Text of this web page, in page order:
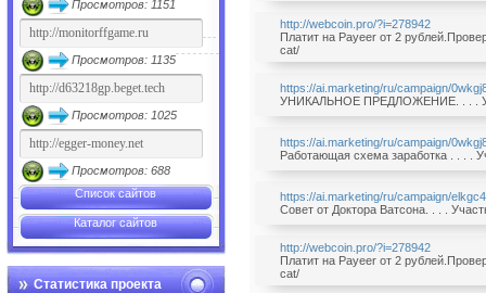
Просмотров: 1151
Просмотров: 1135
Просмотров: 1025
Просмотров: 688
Список сайтов
Каталог сайтов
Статистика проекта
http://webcoin.pro/?i=278942
Платит на Payeer от 2
cat/
https://ai.marketing/ru/campaign/
УНИКАЛЬНОЕ ПРЕДЛОЖЕНИЕ. . . .
https://ai.marketing/ru/campaign/
Pаботающая схема заработка . . . .
https://ai.marketing/ru/campaign/
Совет от Доктора Ватсона. . . .
http://webcoin.pro/?i=278942
Платит на Payeer от 2
cat/